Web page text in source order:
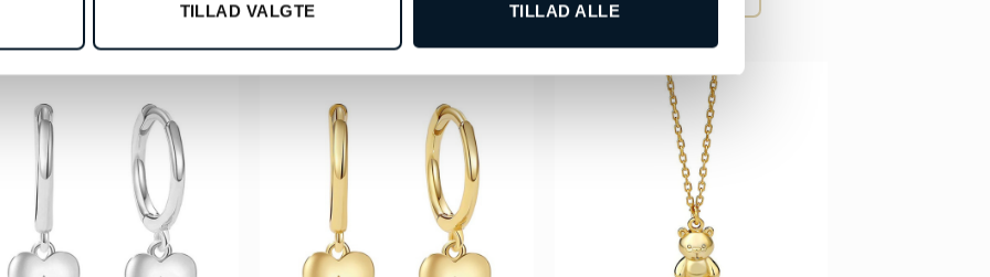
TILLAD VALGTE TILLAD ALLE